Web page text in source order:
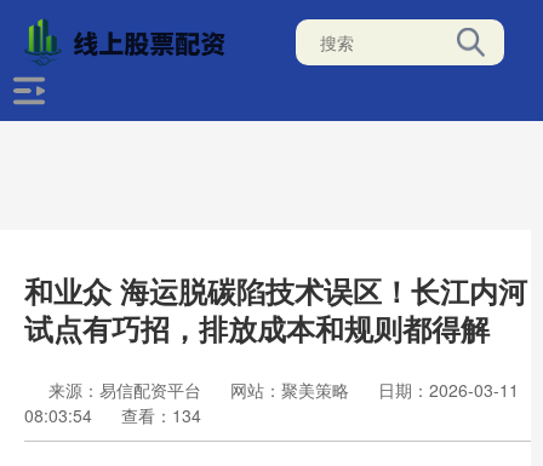
和业众 海运脱碳陷技术误区！长江内河
试点有巧招，排放成本和规则都得解
来源：易信配资平台 网站：聚美策略
日期：2026-03-11
08:03:54
查看：134